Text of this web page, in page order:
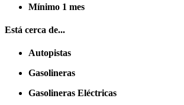
Mínimo 1 mes
Está cerca de...
Autopistas
Gasolineras
Gasolineras Eléctricas